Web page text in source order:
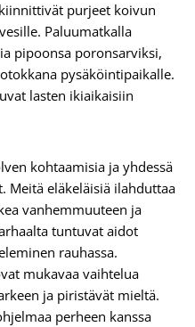
purjeet koivun
Paluumatkalla
pipoonsa poronsarviksi,
pysäköintipaikalle.
lasten ikiaikaisiin
kohtaamisia ja yhdessä
Meitä eläkeläisiä ilahduttaa
vanhemmuuteen ja
tuntuvat aidot
rauhassa.
mukavaa vaihtelua
ja piristävät mieltä.
perheen kanssa